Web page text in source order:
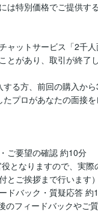
は特別価格でご提供す
ャットサービス「2千
とがあり、取引が終了
る方、前回の購入か
たプロがあなたの面接
ご要望の確認 約10分
となりますので、実際
とご挨拶まで行います
ドバック・質疑応答 約
フィードバックやご